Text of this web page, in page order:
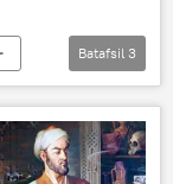
Batafsil 3